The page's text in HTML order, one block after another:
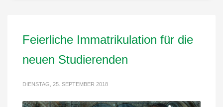
Feierliche Immatrikulation für die
neuen Studierenden
DIENSTAG, 25. SEPTEMBER 2018